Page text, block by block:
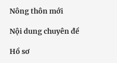
Nông thôn mới
Nội dung chuyên đề
Hồ sơ